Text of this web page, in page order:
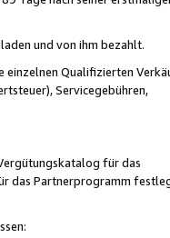
und von ihm bezahlt.
einzelnen Qualifizierten
Servicegebühren,
für das
das Partnerprogramm